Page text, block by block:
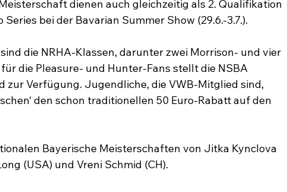
dienen auch gleichzeitig als 2. Qualifikation
bei der Bavarian Summer Show (29.6.-3.7.).
die NRHA-Klassen, darunter zwei Morrison- und vier
die Pleasure- und Hunter-Fans stellt die NSBA
zur Verfügung. Jugendliche, die VWB-Mitglied sind,
den schon traditionellen 50 Euro-Rabatt auf den
Bayerische Meisterschaften von Jitka Kynclova
(USA) und Vreni Schmid (CH).